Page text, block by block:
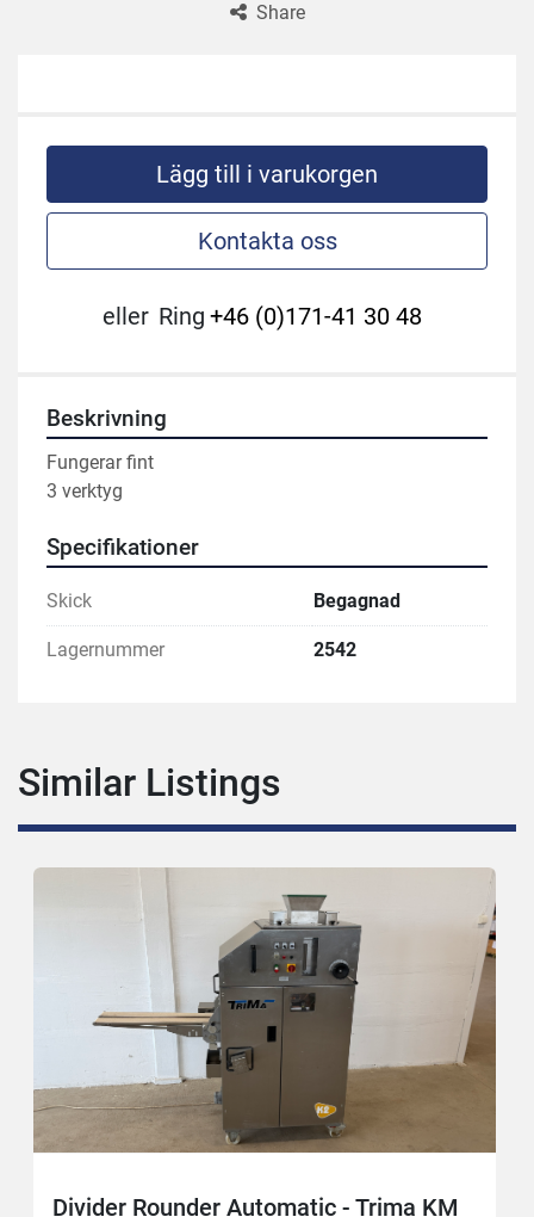
Share
Lägg till i varukorgen
Kontakta oss
eller Ring +46 (0)171-41 30 48
Beskrivning
Fungerar fint
3 verktyg
Specifikationer
Skick Begagnad
Lagernummer 2542
Similar Listings
Divider Rounder Automatic - Trima KM